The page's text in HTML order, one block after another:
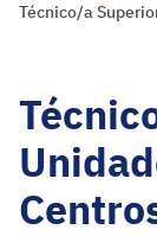
Técnico/a